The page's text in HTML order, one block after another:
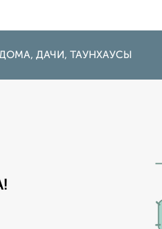
ДАЧИ, ТАУНХАУСЫ